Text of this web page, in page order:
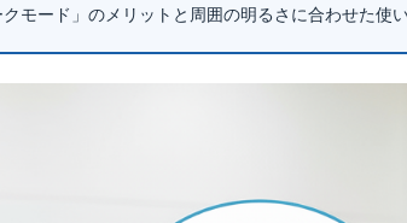
モード」のメリットと周囲の明るさに合わせた使